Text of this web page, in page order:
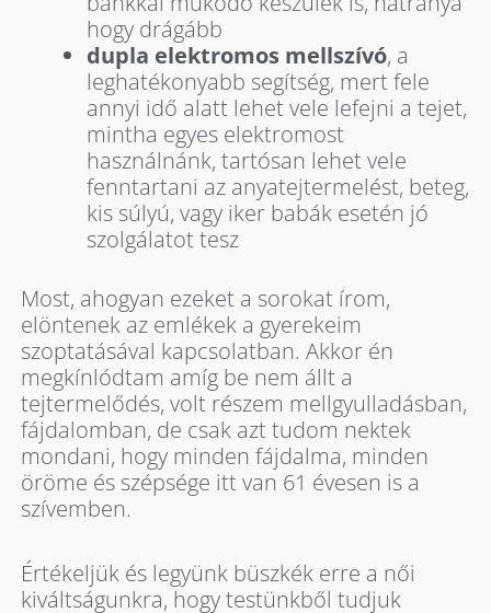
hogy drágább
dupla elektromos mellszívó, a
leghatékonyabb segítség, mert fele
annyi idő alatt lehet vele lefejni a tejet,
mintha egyes elektromost
használnánk, tartósan lehet vele
fenntartani az anyatejtermelést, beteg,
kis súlyú, vagy iker babák esetén jó
szolgálatot tesz
Most, ahogyan ezeket a sorokat írom,
elöntenek az emlékek a gyerekeim
szoptatásával kapcsolatban. Akkor én
megkínlódtam amíg be nem állt a
tejtermelődés, volt részem mellgyulladásban,
fájdalomban, de csak azt tudom nektek
mondani, hogy minden fájdalma, minden
öröme és szépsége itt van 61 évesen is a
szívemben.
Értékeljük és legyünk büszkék erre a női
kiváltságunkra, hogy testünkből tudjuk